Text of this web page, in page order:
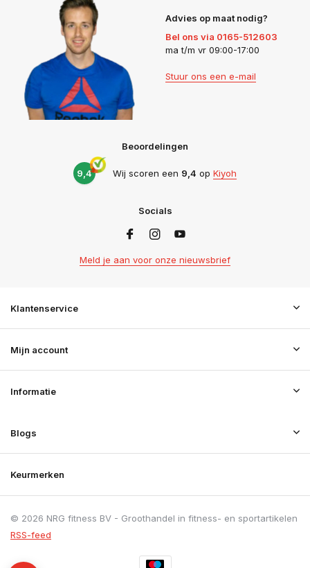
Advies op maat nodig?
Bel ons via 0165-512603
ma t/m vr 09:00-17:00
Stuur ons een e-mail
Beoordelingen
9,4 Wij scoren een 9,4 op Kiyoh
Socials
Meld je aan voor onze nieuwsbrief
Klantenservice
Mijn account
Informatie
Blogs
Keurmerken
© 2026 NRG fitness BV - Groothandel in fitness- en sportartikelen
RSS-feed